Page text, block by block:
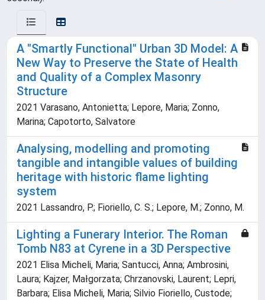
A "Smartly Functional" Urban 3D Model: A
New Way to Preserve the State of Health
and Quality of a Complex Masonry
Structure
2021 Varasano, Antonietta; Lepore, Maria; Zonno,
Marina; Capotorto, Salvatore
Analysing, modelling and promoting
tangible and intangible values of building
heritage with historic flame lighting
system
2021 Lassandro, P.; Fioriello, C. S.; Lepore, M.; Zonno, M.
Lighting a Funerary Interior. The Roman
Tomb N83 at Cyrene in a 3D Perspective
2021 Elisa Micheli, Maria; Santucci, Anna; Ambrosini,
Laura; Kajzer, Małgorzata; Chrzanovski, Laurent; Lepri,
Barbara; Elisa Micheli, Maria; Silvio Fioriello, Custode;